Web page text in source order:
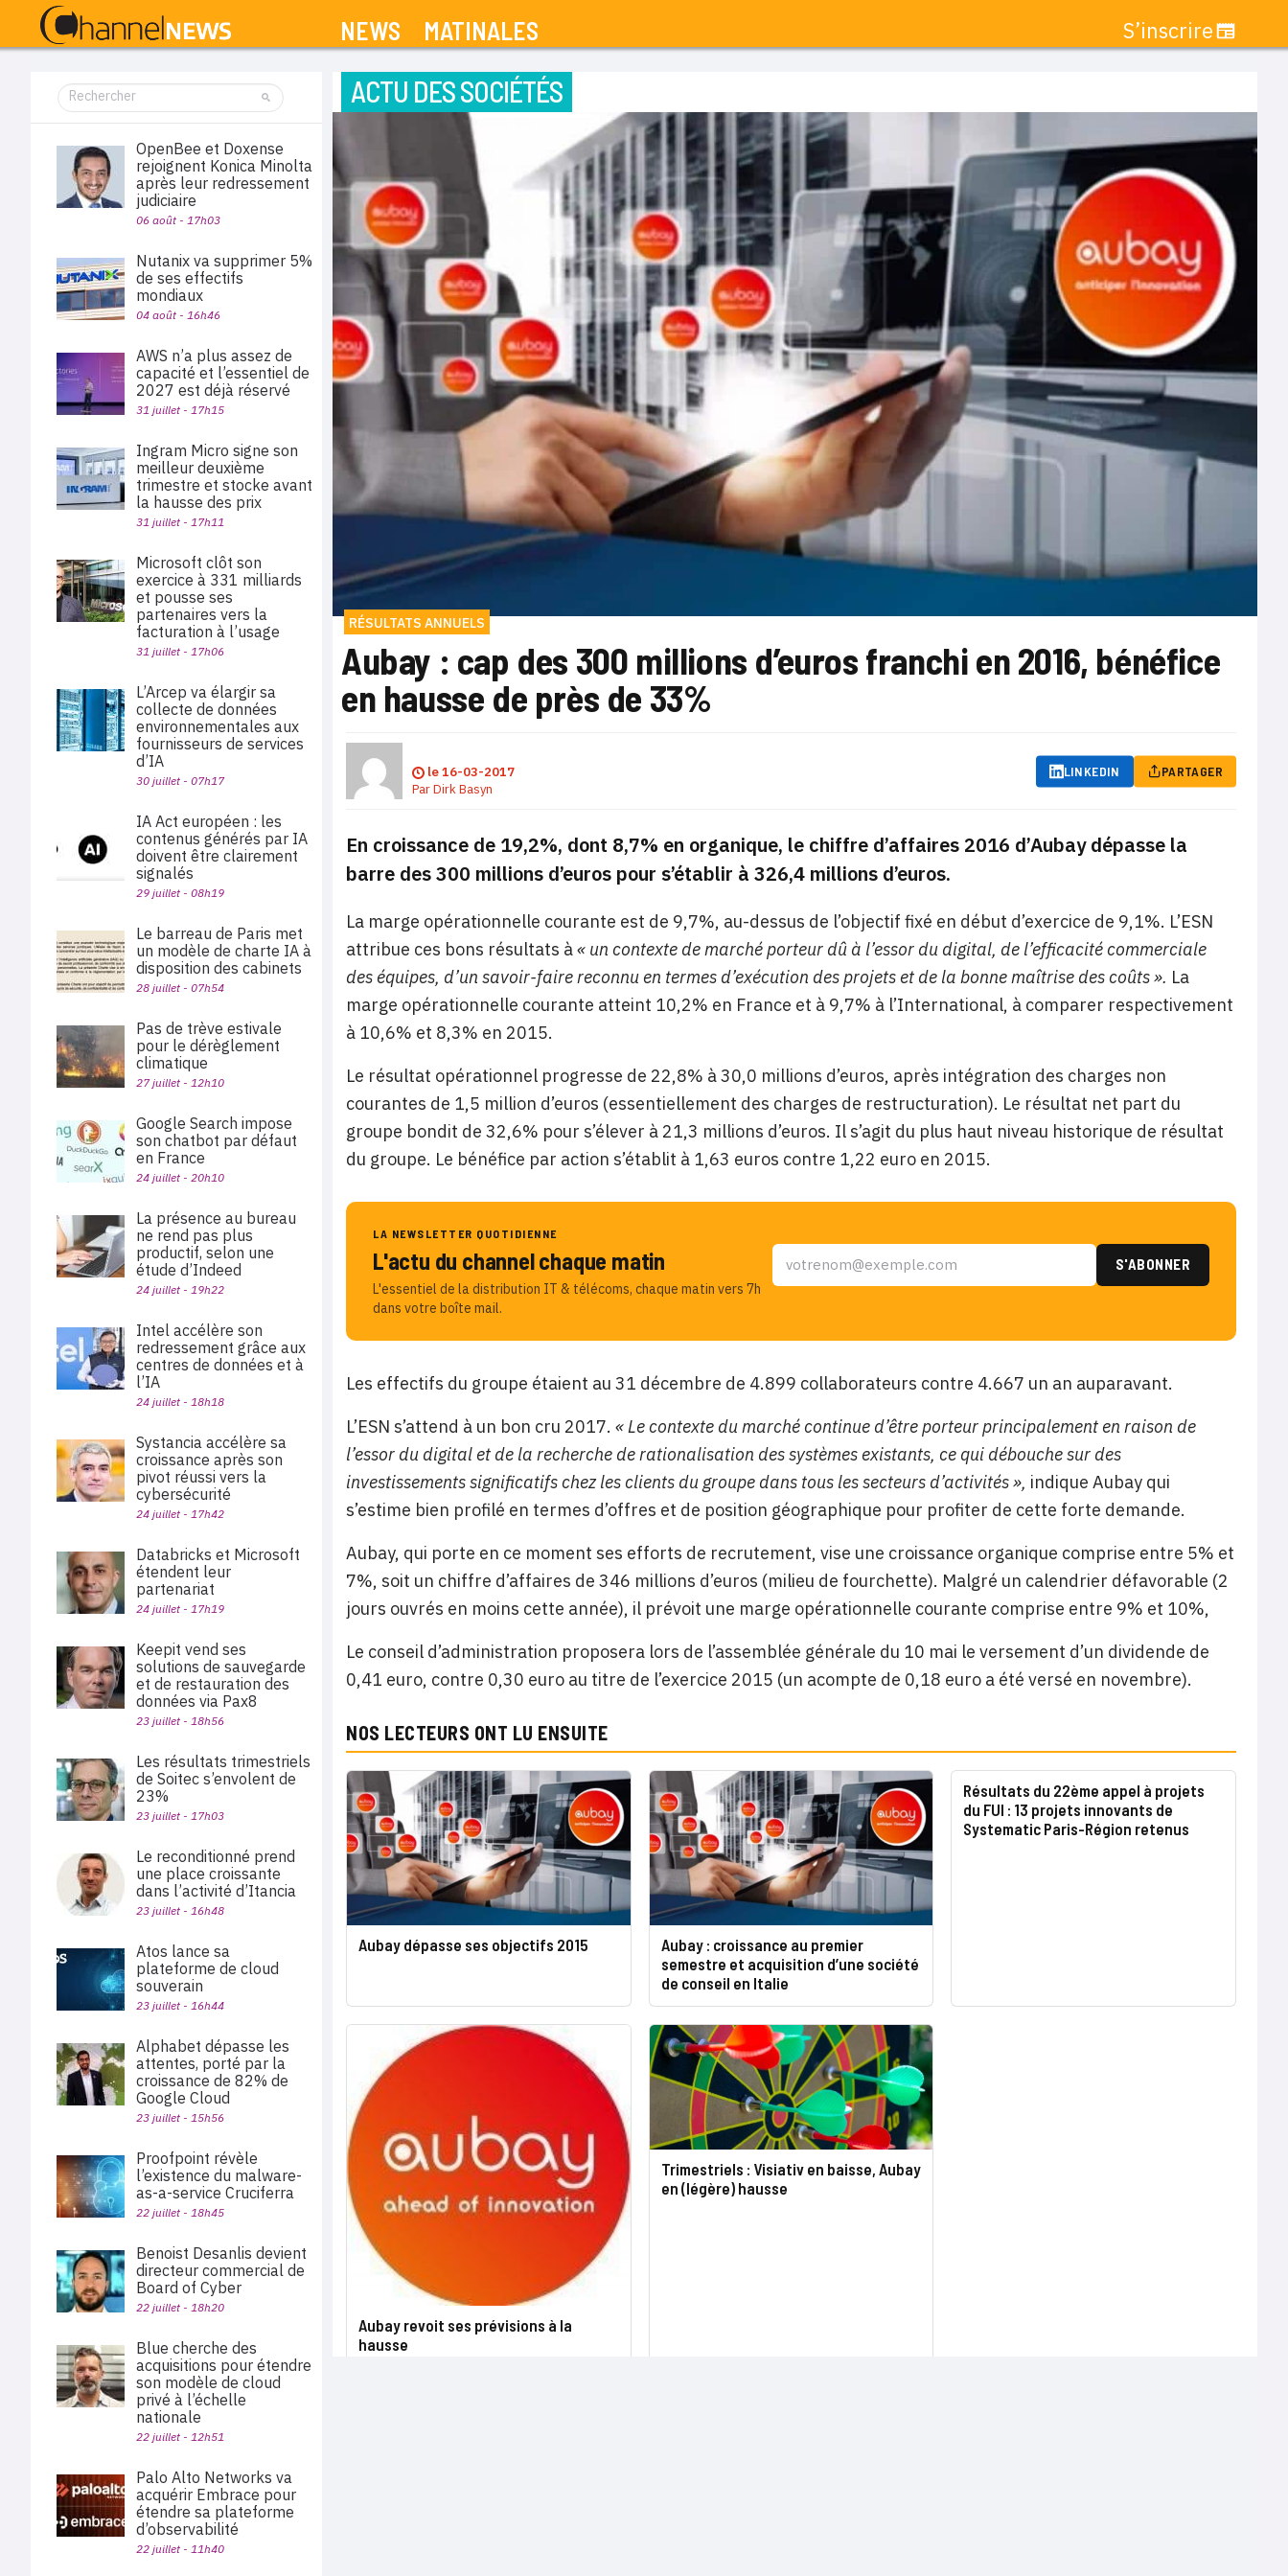
NEWS MATINALES S’inscrire
ACTU DES SOCIÉTÉS
RÉSULTATS ANNUELS
Aubay : cap des 300 millions d’euros franchi en 2016, bénéfice
en hausse de près de 33%
le16-03-2017
ParDirk Basyn
LINKEDIN PARTAGER
En croissance de 19,2%, dont 8,7% en organique, le chiffre d’affaires 2016 d’Aubay dépasse la
barre des 300 millions d’euros pour s’établir à 326,4 millions d’euros.
La marge opérationnelle courante est de 9,7%, au-dessus de l’objectif fixé en début d’exercice de 9,1%. L’ESN
attribue ces bons résultats à« un contexte de marché porteur dû à l’essor du digital, de l’efficacité commerciale
des équipes, d’un savoir-faire reconnu en termes d’exécution des projets et de la bonne maîtrise des coûts ». La
marge opérationnelle courante atteint 10,2% en France et à 9,7% à l’International, à comparer respectivement
à 10,6% et 8,3% en 2015.
Le résultat opérationnel progresse de 22,8% à 30,0 millions d’euros, après intégration des charges non
courantes de 1,5 million d’euros (essentiellement des charges de restructuration). Le résultat net part du
groupe bondit de 32,6% pour s’élever à 21,3 millions d’euros. Il s’agit du plus haut niveau historique de résultat
du groupe. Le bénéfice par action s’établit à 1,63 euros contre 1,22 euro en 2015.
LA NEWSLETTER QUOTIDIENNE
L'actu du channel chaque matin
L'essentiel de la distribution IT & télécoms, chaque matin vers 7h
dans votre boîte mail.
Les effectifs du groupe étaient au 31 décembre de 4.899 collaborateurs contre 4.667 un an auparavant.
L’ESN s’attend à un bon cru 2017. « Le contexte du marché continue d’être porteur principalement en raison de
l’essor du digital et de la recherche de rationalisation des systèmes existants, ce qui débouche sur des
investissements significatifs chez les clients du groupe dans tous les secteurs d’activités », indique Aubay qui
s’estime bien profilé en termes d’offres et de position géographique pour profiter de cette forte demande.
Aubay, qui porte en ce moment ses efforts de recrutement, vise une croissance organique comprise entre 5% et
7%, soit un chiffre d’affaires de 346 millions d’euros (milieu de fourchette). Malgré un calendrier défavorable (2
jours ouvrés en moins cette année), il prévoit une marge opérationnelle courante comprise entre 9% et 10%,
Le conseil d’administration proposera lors de l’assemblée générale du 10 mai le versement d’un dividende de
0,41 euro, contre 0,30 euro au titre de l’exercice 2015 (un acompte de 0,18 euro a été versé en novembre).
NOS LECTEURS ONT LU ENSUITE
Aubay dépasse ses objectifs 2015
Aubay : croissance au premier
semestre et acquisition d’une société
de conseil en Italie
Résultats du 22ème appel à projets
du FUI : 13 projets innovants de
Systematic Paris-Région retenus
Aubay revoit ses prévisions à la
hausse
Trimestriels : Visiativ en baisse, Aubay
en (légère) hausse
OpenBee et Doxense
rejoignent Konica Minolta
après leur redressement
judiciaire
06 août - 17h03
Nutanix va supprimer 5%
de ses effectifs
mondiaux
04 août - 16h46
AWS n’a plus assez de
capacité et l’essentiel de
2027 est déjà réservé
31 juillet - 17h15
Ingram Micro signe son
meilleur deuxième
trimestre et stocke avant
la hausse des prix
31 juillet - 17h11
Microsoft clôt son
exercice à 331 milliards
et pousse ses
partenaires vers la
facturation à l’usage
31 juillet - 17h06
L’Arcep va élargir sa
collecte de données
environnementales aux
fournisseurs de services
d’IA
30 juillet - 07h17
IA Act européen : les
contenus générés par IA
doivent être clairement
signalés
29 juillet - 08h19
Le barreau de Paris met
un modèle de charte IA à
disposition des cabinets
28 juillet - 07h54
Pas de trève estivale
pour le dérèglement
climatique
27 juillet - 12h10
Google Search impose
son chatbot par défaut
en France
24 juillet - 20h10
La présence au bureau
ne rend pas plus
productif, selon une
étude d’Indeed
24 juillet - 19h22
Intel accélère son
redressement grâce aux
centres de données et à
l’IA
24 juillet - 18h18
Systancia accélère sa
croissance après son
pivot réussi vers la
cybersécurité
24 juillet - 17h42
Databricks et Microsoft
étendent leur
partenariat
24 juillet - 17h19
Keepit vend ses
solutions de sauvegarde
et de restauration des
données via Pax8
23 juillet - 18h56
Les résultats trimestriels
de Soitec s’envolent de
23%
23 juillet - 17h03
Le reconditionné prend
une place croissante
dans l’activité d’Itancia
23 juillet - 16h48
Atos lance sa
plateforme de cloud
souverain
23 juillet - 16h44
Alphabet dépasse les
attentes, porté par la
croissance de 82% de
Google Cloud
23 juillet - 15h56
Proofpoint révèle
l’existence du malware-
as-a-service Cruciferra
22 juillet - 18h45
Benoist Desanlis devient
directeur commercial de
Board of Cyber
22 juillet - 18h20
Blue cherche des
acquisitions pour étendre
son modèle de cloud
privé à l’échelle
nationale
22 juillet - 12h51
Palo Alto Networks va
acquérir Embrace pour
étendre sa plateforme
d’observabilité
22 juillet - 11h40